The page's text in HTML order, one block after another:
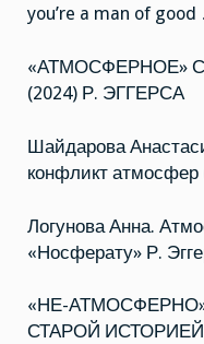
you’re a man of
«АТМОСФЕРНОЕ»
(2024) Р. ЭГГЕРСА
Шайдарова
конфликт атмосфер
Логунова Анна.
«Носферату» Р.
«НЕ-
СТАРОЙ